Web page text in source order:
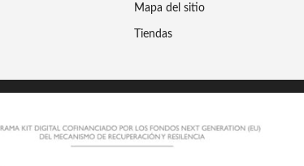
Mapa del sitio
Tiendas